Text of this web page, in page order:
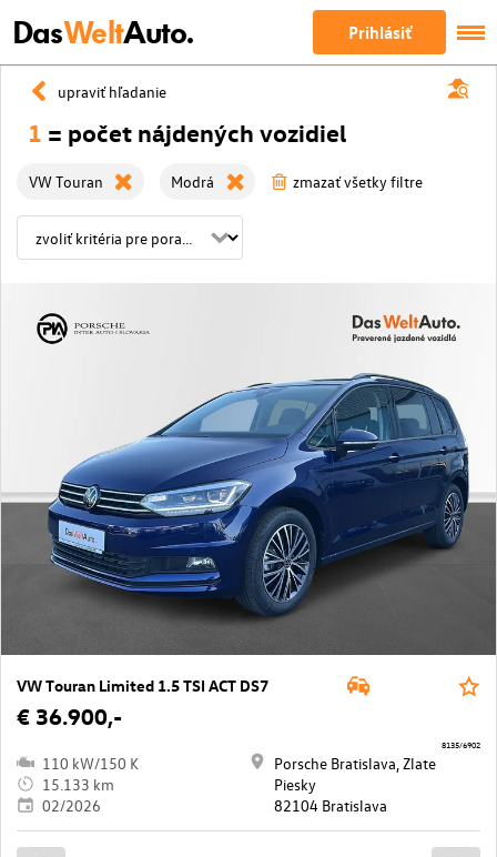
DasWeltAuto. Prihlásiť
upraviť hľadanie
1 = počet nájdených vozidiel
VW Touran Modrá zmazať všetky filtre
VW Touran Limited 1.5 TSI ACT DS7
€ 36.900,-
110 kW/150 K
15.133 km
02/2026
Porsche Bratislava, Zlate
Piesky
82104 Bratislava
8135/6902